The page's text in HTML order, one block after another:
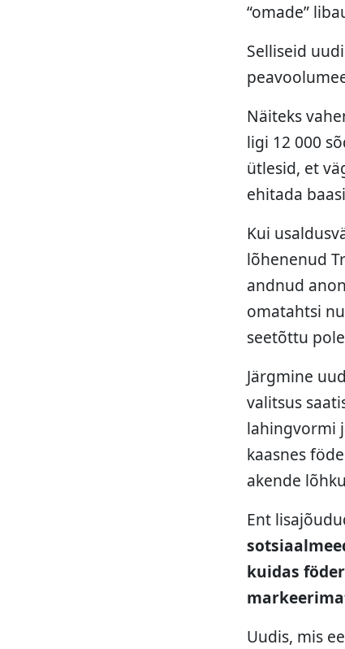
“omade”
Selliseid
Näiteks
ligi 12 000
ütlesid, et
ehitada
Kui
lõhenenud
andnud
omatahtsi
seetõttu
Järgmine
valitsus
lahingvormi
kaasnes
akende
Ent
kuidas
Uudis, mis